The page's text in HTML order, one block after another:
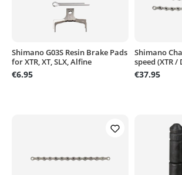
Shimano G03S Resin Brake Pads
for XTR, XT, SLX, Alfine
€6.95
Shimano
speed (XTR /
€37.95